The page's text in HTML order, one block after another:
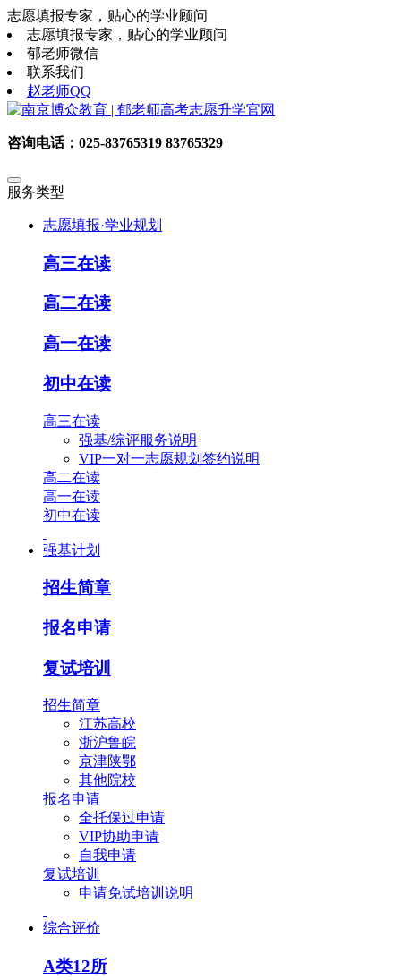
志愿填报专家，贴心的学业顾问
志愿填报专家，贴心的学业顾问
郁老师微信
联系我们
赵老师QQ
咨询电话：025-83765319 83765329
服务类型
志愿填报·学业规划
高三在读
高二在读
高一在读
初中在读
高三在读
强基/综评服务说明
VIP一对一志愿规划签约说明
高二在读
高一在读
初中在读
强基计划
招生简章
报名申请
复试培训
招生简章
江苏高校
浙沪鲁皖
京津陕鄂
其他院校
报名申请
全托保过申请
VIP协助申请
自我申请
复试培训
申请免试培训说明
综合评价
A类12所